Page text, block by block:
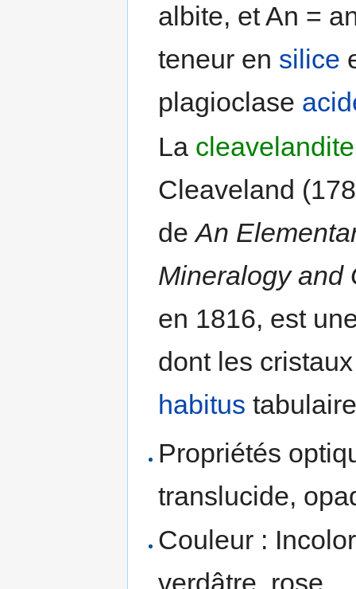
albite, et An =
teneur en silice
plagioclase
La cleavelandite
Cleaveland
deAn
Mineralogy and
en 1816, est
dont les
habitus
Propriétés
translucide,
Couleur :
verdâtre, rose.